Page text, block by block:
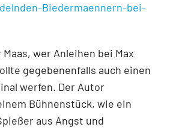
Biedermaennern-bei-
wer Anleihen bei Max
gegebenenfalls auch einen
werfen. Der Autor
Bühnenstück, wie ein
aus Angst und